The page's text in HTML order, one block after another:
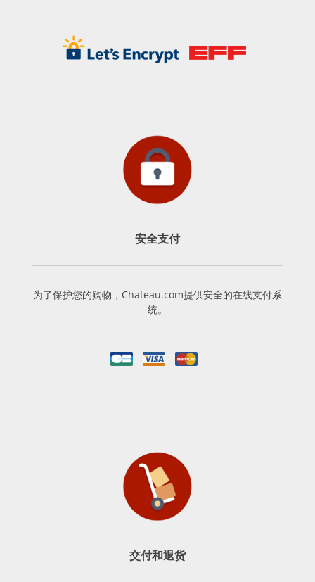
安全支付
为了保护您的购物，Chateau.com提供安全的在线支付系
统。
交付和退货